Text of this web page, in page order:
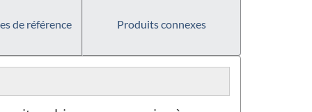
de référence Produits connexes